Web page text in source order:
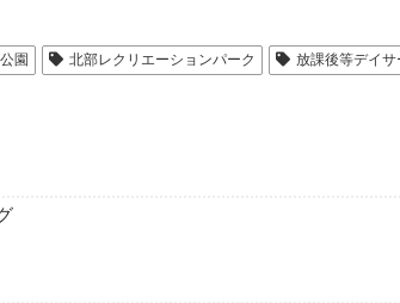
公園 北部レクリエーションパーク 放課後等デイサ